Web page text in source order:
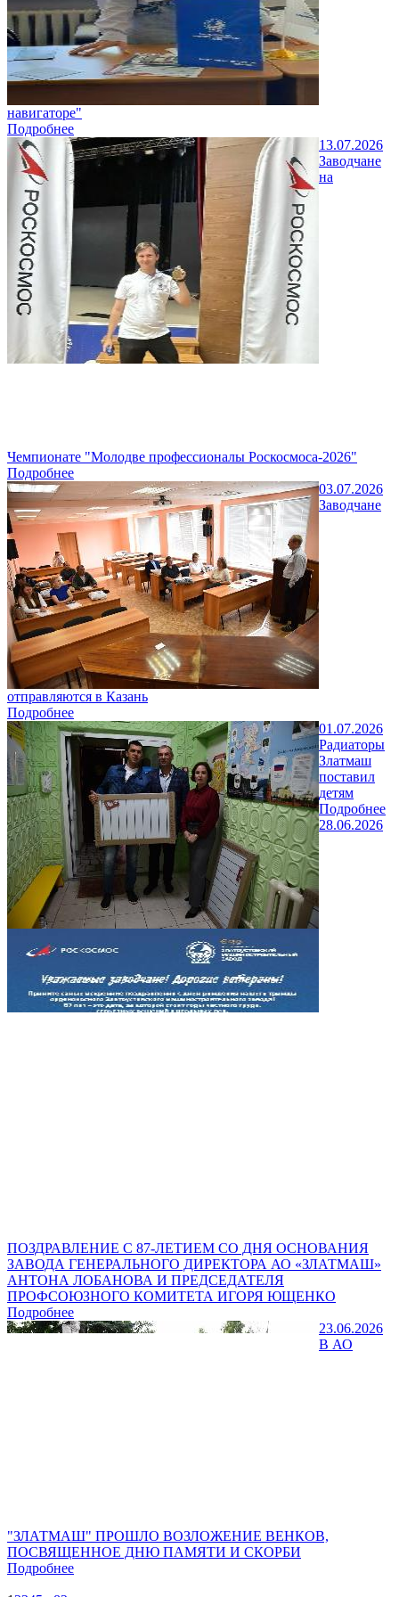
навигаторе"
Подробнее
13.07.2026
Заводчане
на
Чемпионате "Молодве профессионалы Роскосмоса-2026"
Подробнее
03.07.2026
Заводчане
отправляются в Казань
Подробнее
01.07.2026
Радиаторы
Златмаш
поставил
детям
Подробнее
28.06.2026
ПОЗДРАВЛЕНИЕ С 87-ЛЕТИЕМ СО ДНЯ ОСНОВАНИЯ
ЗАВОДА ГЕНЕРАЛЬНОГО ДИРЕКТОРА АО «ЗЛАТМАШ»
АНТОНА ЛОБАНОВА И ПРЕДСЕДАТЕЛЯ
ПРОФСОЮЗНОГО КОМИТЕТА ИГОРЯ ЮЩЕНКО
Подробнее
23.06.2026
В АО
"ЗЛАТМАШ" ПРОШЛО ВОЗЛОЖЕНИЕ ВЕНКОВ,
ПОСВЯЩЕННОЕ ДНЮ ПАМЯТИ И СКОРБИ
Подробнее